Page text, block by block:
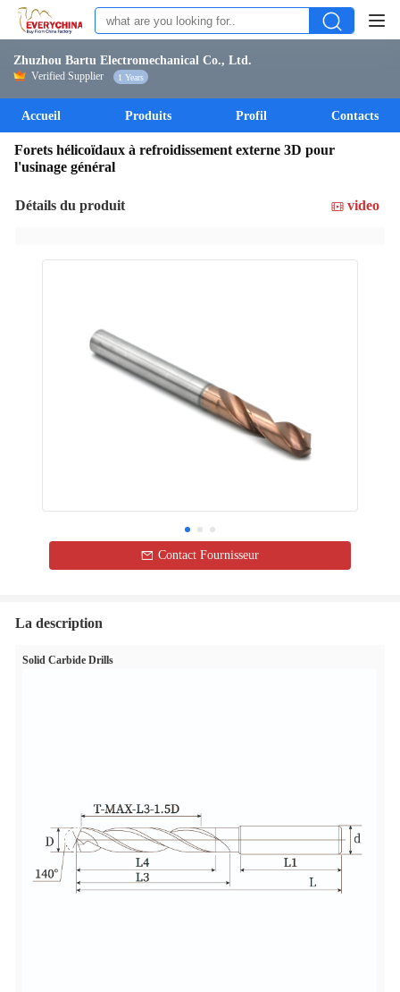
Zhuzhou Bartu Electromechanical Co., Ltd.
Verified Supplier 1 Years
Accueil Produits Profil Contacts
Forets hélicoïdaux à refroidissement externe 3D pour
l'usinage général
Détails du produit video
Contact Fournisseur
La description
Solid Carbide Drills